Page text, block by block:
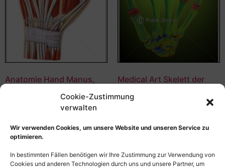
Cookie-Zustimmung
verwalten
Wir verwenden Cookies, um unsere Website und unseren Service zu
optimieren.
In bestimmten Fällen benötigen wir Ihre Zustimmung zur Verwendung von
Cookies und anderen Technologien durch uns und unsere Partner, um
Anatomie Hand Manus,
der Außenhand
135,00€
Bildnummer: 3508
Medical Art Skelett der
Gelenke bei Arthritis
Bildnummer: 3426